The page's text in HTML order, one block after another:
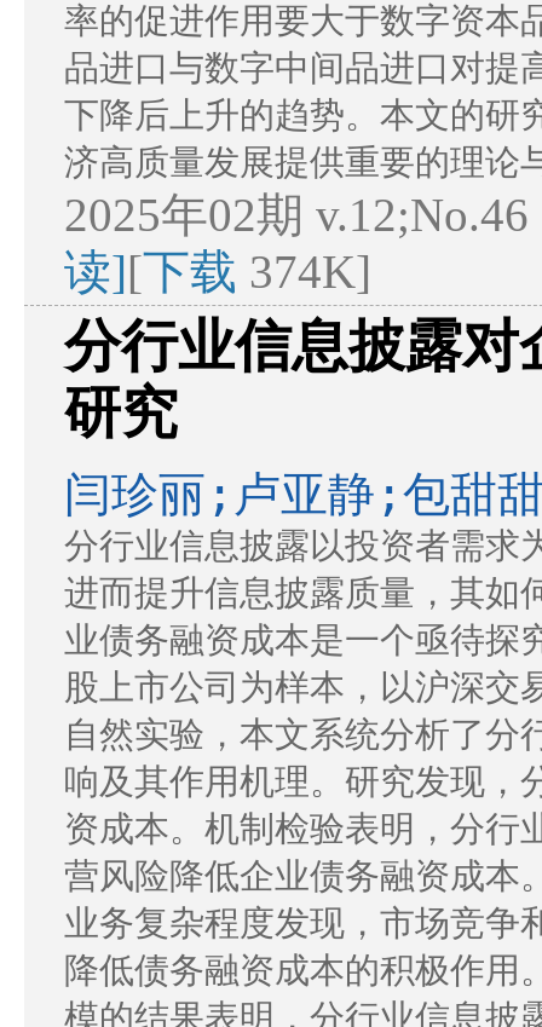
率的促进作用要大于数字资本
品进口与数字中间品进口对提
下降后上升的趋势。本文的研
济高质量发展提供重要的理论
2025年02期
读][下载 374K]
分行业信息披露对
研究
闫珍丽;卢亚静;包甜
分行业信息披露以投资者需求
进而提升信息披露质量，其如
业债务融资成本是一个亟待探
股上市公司为样本，以沪深交
自然实验，本文系统分析了分
响及其作用机理。研究发现，
资成本。机制检验表明，分行
营风险降低企业债务融资成本
业务复杂程度发现，市场竞争
降低债务融资成本的积极作用
模的结果表明，分行业信息披